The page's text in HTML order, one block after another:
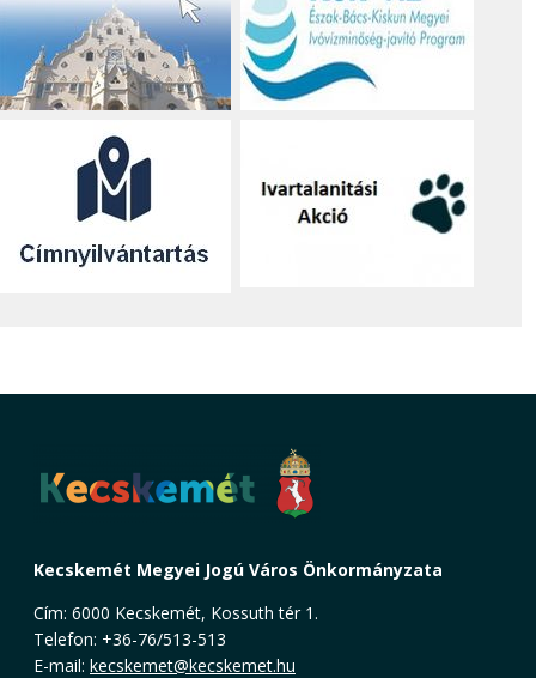
Kecskemét Megyei Jogú Város Önkormányzata
Cím: 6000 Kecskemét, Kossuth tér 1.
Telefon: +36-76/513-513
E-mail: kecskemet@kecskemet.hu